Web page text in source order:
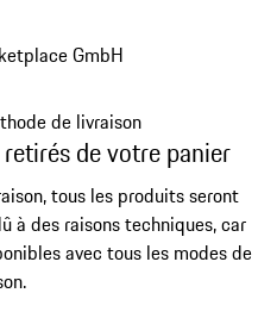
GmbH
de livraison
de votre panier
tous les produits seront
à des raisons techniques, car
avec tous les modes de